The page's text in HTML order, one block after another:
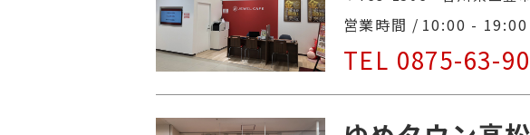
TEL 0875-63-
営業時間 10:00 - 19:00